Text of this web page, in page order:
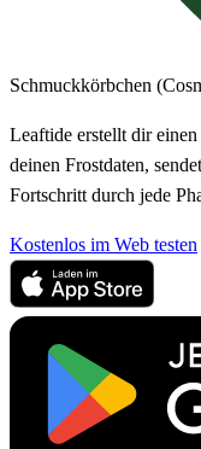
Schmuckkörbchen
Leaftide erstellt dir
deinen Frostdaten,
Fortschritt durch jede
Kostenlos im Web testen